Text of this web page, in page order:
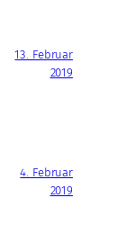
13. Februar
2019
4. Februar
2019